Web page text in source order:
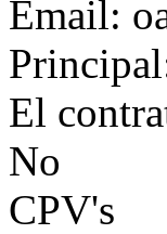
Email:
El
No
CPV's